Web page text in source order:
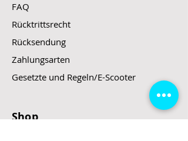
FAQ
Rücktrittsrecht
Rücksendung
Zahlungsarten
Gesetzte und Regeln/E-Scooter
Shop